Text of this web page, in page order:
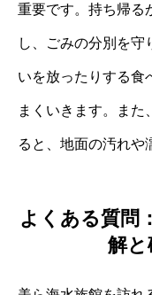
重要です。持ち帰る
し、ごみの分別を守
いを放ったりする食
まくいきます。また
ると、地面の汚れや
よくある質問
解と